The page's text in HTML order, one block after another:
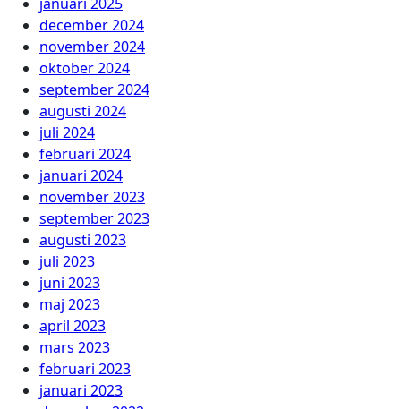
december 2024
november 2024
oktober 2024
september 2024
augusti 2024
juli 2024
februari 2024
januari 2024
november 2023
september 2023
augusti 2023
juli 2023
juni 2023
maj 2023
april 2023
mars 2023
februari 2023
januari 2023